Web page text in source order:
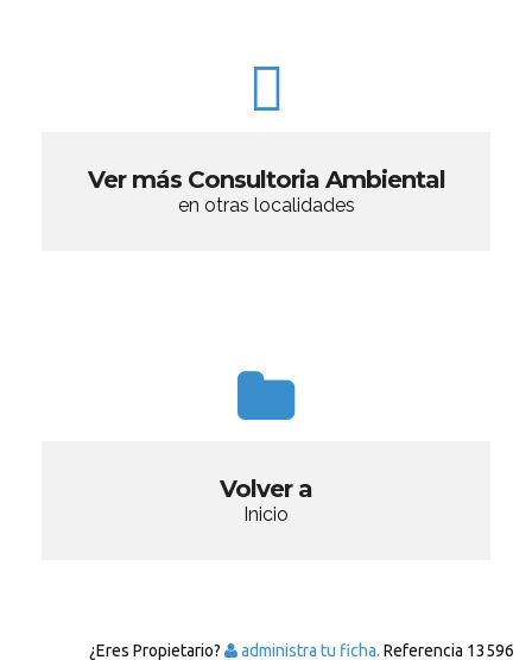
Ver más Consultoria Ambiental
en otras localidades
Volver a
Inicio
¿Eres Propietario? administra tu ficha. Referencia 13596